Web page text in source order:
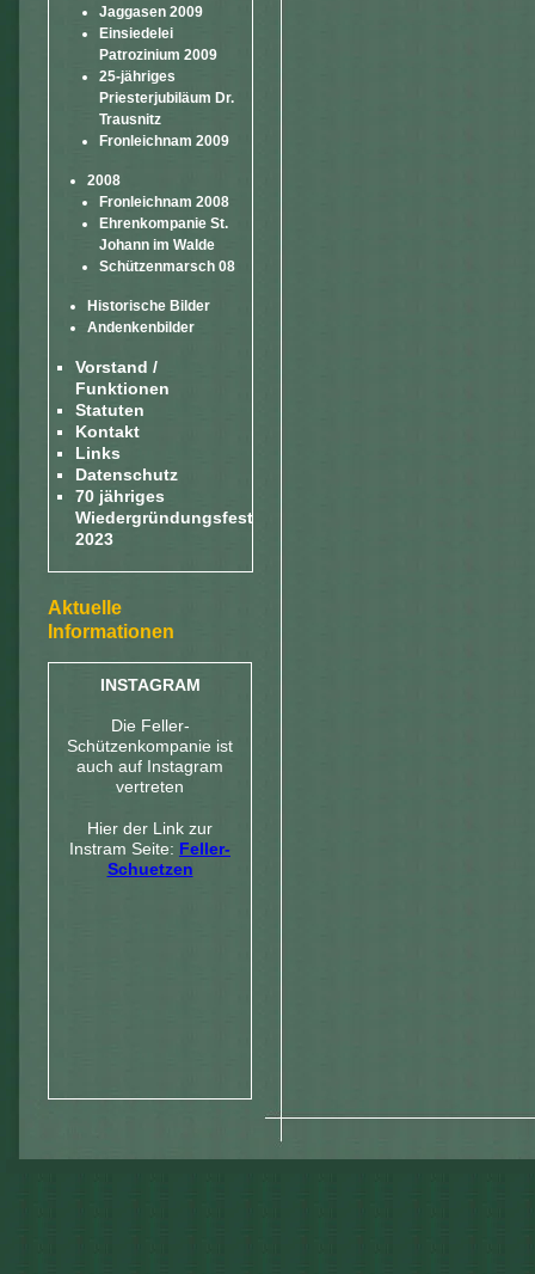
Jaggasen 2009
Einsiedelei
Patrozinium 2009
25-jähriges
Priesterjubiläum Dr.
Trausnitz
Fronleichnam 2009
2008
Fronleichnam 2008
Ehrenkompanie St.
Johann im Walde
Schützenmarsch 08
Historische Bilder
Andenkenbilder
Vorstand /
Funktionen
Statuten
Kontakt
Links
Datenschutz
70 jähriges
Wiedergründungsfest
2023
Aktuelle
Informationen
INSTAGRAM
Die Feller-
Schützenkompanie ist
auch auf Instagram
vertreten
Hier der Link zur
Instram Seite: Feller-
Schuetzen